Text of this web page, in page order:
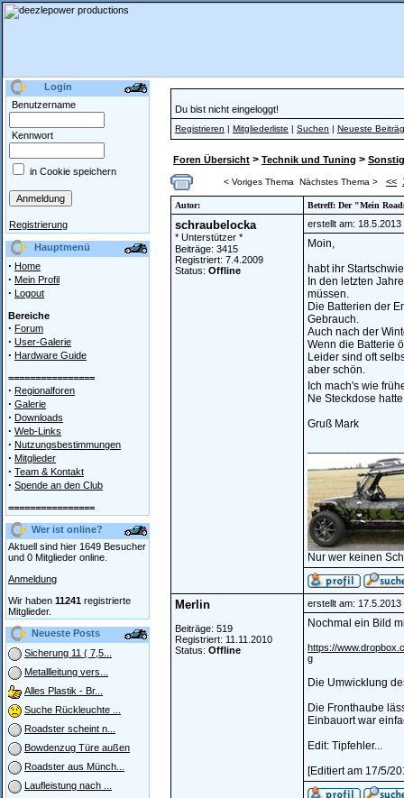
Login
Benutzername
Kennwort
in Cookie speichern
Registrierung
Hauptmenü
· Home
· Mein Profil
· Logout
Bereiche
· Forum
· User-Galerie
· Hardware Guide
================
· Regionalforen
· Galerie
· Downloads
· Web-Links
· Nutzungsbestimmungen
· Mitglieder
· Team & Kontakt
· Spende an den Club
================
Wer ist online?
Aktuell sind hier 1649 Besucher
und 0 Mitglieder online.
Anmeldung
Wir haben 11241 registrierte
Mitglieder.
Neueste Posts
Sicherung 11 ( 7,5...
Metallleitung vers...
Alles Plastik - Br...
Suche Rückleuchte ...
Roadster scheint n...
Bowdenzug Türe außen
Roadster aus Münch...
Laufleistung nach ...
Du bist nicht eingeloggt!
Registrieren | Mitgliederliste | Suchen | Neueste
Foren Übersicht > Technik und Tuning >
< Voriges Thema Nächstes Thema > <<
Autor: Betreff: Der "Mein
schraubelocka
* Unterstützer *
Beiträge: 3415
Registriert: 7.4.2009
Status: Offline
erstellt am:
Moin,
habt ihr
In den letzten
müssen.
Die Batterien der
Gebrauch.
Auch nach der
Wenn die Batterie
Leider sind oft
aber schön.
Ich mach's wie
Ne Steckdose
Gruß Mark
Nur wer keinen
Merlin
Beiträge: 519
Registriert: 11.11.2010
Status: Offline
erstellt am: 17.5.2013
Nochmal ein Bild
https://
g
Die Umwicklung
Die Fronthaube
Einbauort war
Edit: Tipfehler...
[Editiert am 17/5/